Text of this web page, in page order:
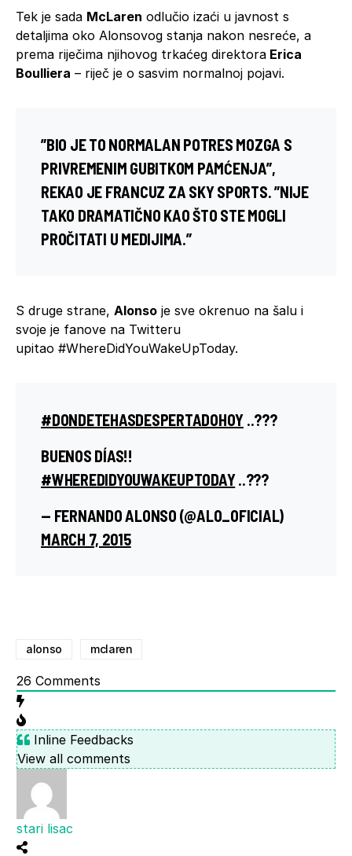
Tek je sada McLaren odlučio izaći u javnost s
detaljima oko Alonsovog stanja nakon nesreće, a
prema riječima njihovog trkaćeg direktora Erica
Boulliera – riječ je o sasvim normalnoj pojavi.
”BIO JE TO NORMALAN POTRES MOZGA S
PRIVREMENIM GUBITKOM PAMĆENJA”,
REKAO JE FRANCUZ ZA SKY SPORTS. ”NIJE
TAKO DRAMATIČNO KAO ŠTO STE MOGLI
PROČITATI U MEDIJIMA.”
S druge strane, Alonso je sve okrenuo na šalu i
svoje je fanove na Twitteru
upitao #WhereDidYouWakeUpToday.
#DONDETEHASDESPERTADOHOY ..???
BUENOS DÍAS!!
#WHEREDIDYOUWAKEUPTODAY..???
— FERNANDO ALONSO (@ALO_OFICIAL)
MARCH 7, 2015
alonso mclaren
26 Comments
Inline Feedbacks
View all comments
stari lisac